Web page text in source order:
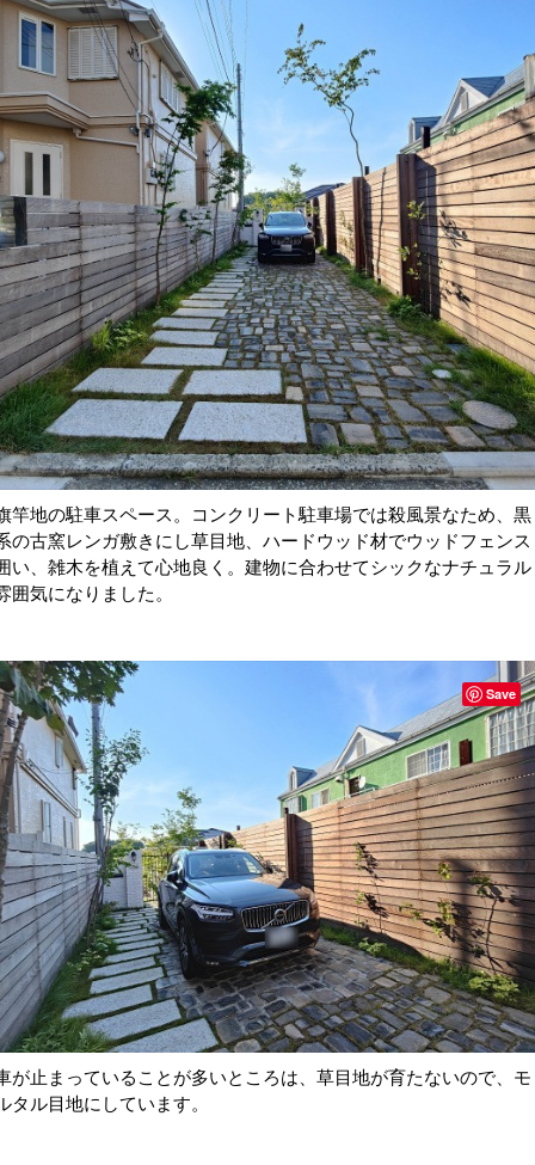
竿地の駐車スペース。コンクリート駐車場では殺風景なため、黒
の古窯レンガ敷きにし草目地、ハードウッド材でウッドフェンス
い、雑木を植えて心地良く。建物に合わせてシックなナチュラル
囲気になりました。
が止まっていることが多いところは、草目地が育たないので、モ
タル目地にしています。
Save